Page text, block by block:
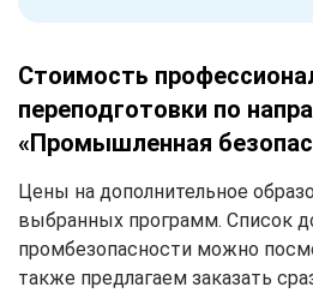
Стоимость
переподготовки по
«Промышленная
Цены на дополнительное
выбранных программ. Список
промбезопасности можно
также предлагаем заказать